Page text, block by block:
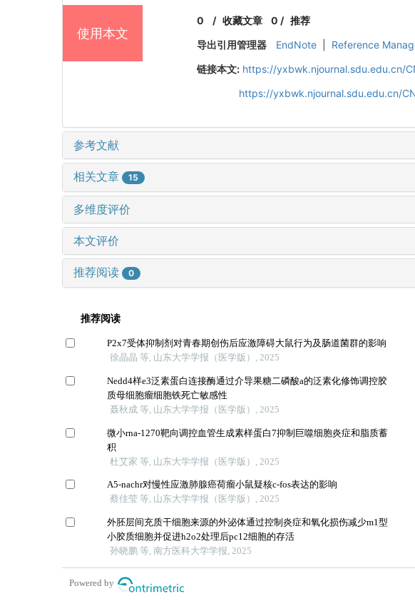
使用本文
0 /收藏文章 0 / 推荐
导出引用管理器
EndNote Reference
链接本文: https://yxbwk.njournal.sdu.edu.cn/
https://yxbwk.njournal.sdu.edu.cn/
参考文献
相关文章 15
多维度评价
本文评价
推荐阅读 0